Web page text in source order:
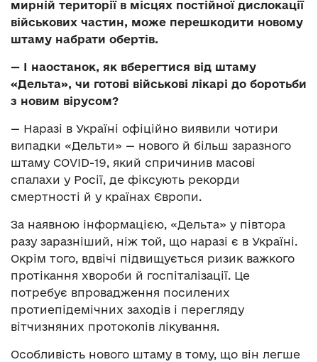
мирній території в місцях постійної дислокації
військових частин, може перешкодити новому
штаму набрати обертів.
— І наостанок, як вберегтися від штаму
«Дельта», чи готові військові лікарі до боротьби
з новим вірусом?
— Наразі в Україні офіційно виявили чотири
випадки «Дельти» — нового й більш заразного
штаму COVID-19, який спричинив масові
спалахи у Росії, де фіксують рекорди
смертності й у країнах Європи.
За наявною інформацією, «Дельта» у півтора
разу заразніший, ніж той, що наразі є в Україні.
Окрім того, вдвічі підвищується ризик важкого
протікання хвороби й госпіталізації. Це
потребує впровадження посилених
протиепідемічних заходів і перегляду
вітчизняних протоколів лікування.
Особливість нового штаму в тому, що він легше